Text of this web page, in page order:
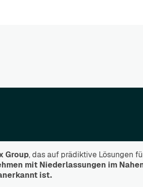
Group, das auf prädiktive Lösungen
mit Niederlassungen im
ist.